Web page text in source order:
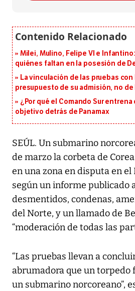
Milei, Mulino, Felipe VI e
quiénes faltan en la posesión de
La vinculación de las pruebas
presupuesto de su admisión, no de
¿Por qué el Comando Sur entrena
objetivo detrás de Panamax
SEÚL. Un submarino
de marzo la corbeta de Corea
en una zona en disputa en
según un informe publicado
desmentidos, condenas,
del Norte, y un llamado de
“moderación de todas las
“Las pruebas llevan a
abrumadora que un torpedo
un submarino norcoreano”,